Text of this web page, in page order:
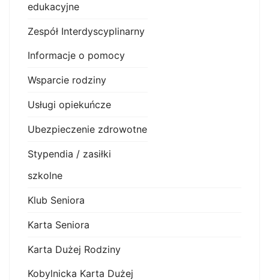
edukacyjne
Zespół Interdyscyplinarny
Informacje o pomocy
Wsparcie rodziny
Usługi opiekuńcze
Ubezpieczenie zdrowotne
Stypendia / zasiłki
szkolne
Klub Seniora
Karta Seniora
Karta Dużej Rodziny
Kobylnicka Karta Dużej